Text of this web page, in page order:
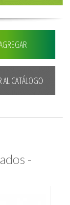
AL CATÁLOGO
-